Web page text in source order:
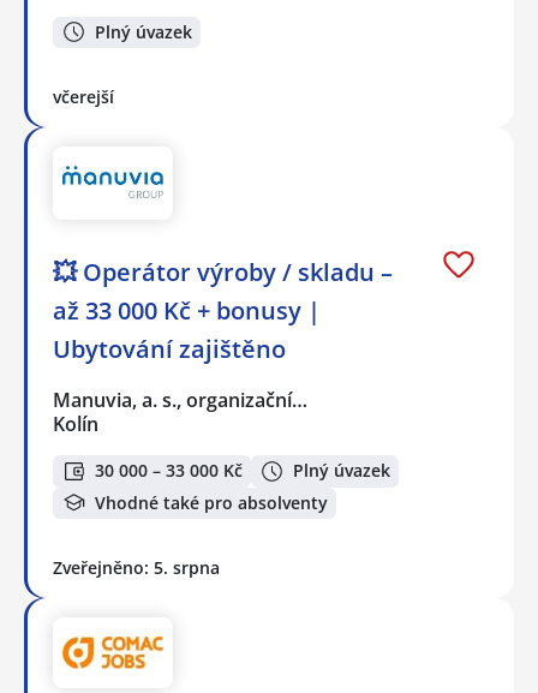
Plný úvazek
včerejší
💥 Operátor výroby / skladu –
až 33 000 Kč + bonusy |
Ubytování zajištěno
Manuvia, a. s., organizační…
Kolín
30 000 – 33 000 Kč
Plný úvazek
Vhodné také pro absolventy
Zveřejněno: 5. srpna